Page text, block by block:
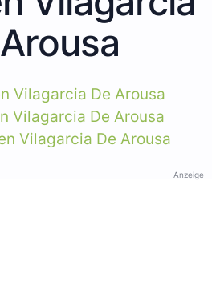
Vilagarcia De Arousa
Vilagarcia De Arousa
Vilagarcia De Arousa
Anzeige